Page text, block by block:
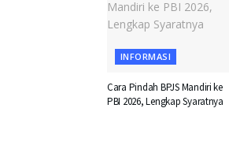
INFORMASI
Cara Pindah BPJS Mandiri ke
PBI 2026, Lengkap Syaratnya